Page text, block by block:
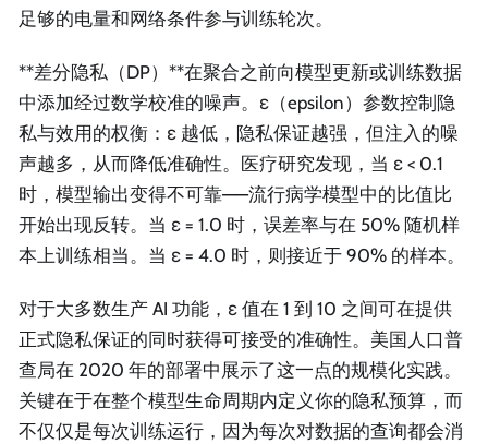
足够的电量和网络条件参与训练轮次。
**差分隐私（DP）**在聚合之前向模型更新或训练数据
中添加经过数学校准的噪声。ε（epsilon）参数控制隐
私与效用的权衡：ε 越低，隐私保证越强，但注入的噪
声越多，从而降低准确性。医疗研究发现，当 ε < 0.1
时，模型输出变得不可靠——流行病学模型中的比值比
开始出现反转。当 ε = 1.0 时，误差率与在 50% 随机样
本上训练相当。当 ε = 4.0 时，则接近于 90% 的样本。
对于大多数生产 AI 功能，ε 值在 1 到 10 之间可在提供
正式隐私保证的同时获得可接受的准确性。美国人口普
查局在 2020 年的部署中展示了这一点的规模化实践。
关键在于在整个模型生命周期内定义你的隐私预算，而
不仅仅是每次训练运行，因为每次对数据的查询都会消